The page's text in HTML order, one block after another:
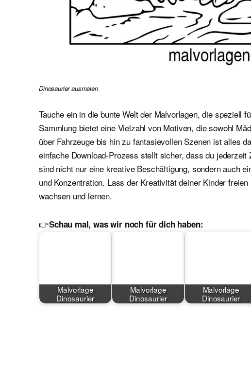
Dinosaurier ausmalen
Tauche ein in die bunte Welt der Malvorlagen, die speziell
Sammlung bietet eine Vielzahl von Motiven, die sowohl
über Fahrzeuge bis hin zu fantasievollen Szenen ist alles
einfache Download-Prozess stellt sicher, dass du
sind nicht nur eine kreative Beschäftigung, sondern auch
und Konzentration. Lass der Kreativität deiner Kinder
wachsen und lernen.
👉Schau mal, was wir noch für dich haben:
Malvorlage
Dinosaurier
Malvorlage
Dinosaurier
Malvorlage
Dinosaurier